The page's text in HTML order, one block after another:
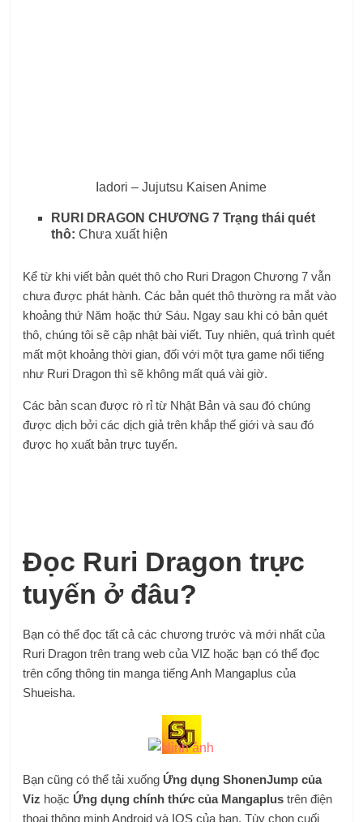
Iadori – Jujutsu Kaisen Anime
RURI DRAGON CHƯƠNG 7 Trạng thái quét
thô: Chưa xuất hiện
Kể từ khi viết bản quét thô cho Ruri Dragon Chương 7 vẫn
chưa được phát hành. Các bản quét thô thường ra mắt vào
khoảng thứ Năm hoặc thứ Sáu. Ngay sau khi có bản quét
thô, chúng tôi sẽ cập nhật bài viết. Tuy nhiên, quá trình quét
mất một khoảng thời gian, đối với một tựa game nổi tiếng
như Ruri Dragon thì sẽ không mất quá vài giờ.
Các bản scan được rò rỉ từ Nhật Bản và sau đó chúng
được dịch bởi các dịch giả trên khắp thế giới và sau đó
được họ xuất bản trực tuyến.
Đọc Ruri Dragon trực
tuyến ở đâu?
Bạn có thể đọc tất cả các chương trước và mới nhất của
Ruri Dragon trên trang web của VIZ hoặc bạn có thể đọc
trên cổng thông tin manga tiếng Anh Mangaplus của
Shueisha.
Bạn cũng có thể tải xuống Ứng dụng ShonenJump của
Viz hoặc Ứng dụng chính thức của Mangaplus trên điện
thoại thông minh Android và IOS của bạn. Tùy chọn cuối